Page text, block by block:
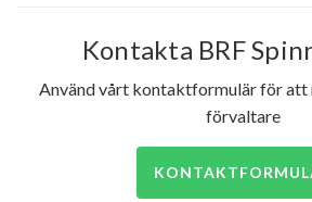
Kontakta BRF
Använd vårt kontaktformulär för att
förvaltare